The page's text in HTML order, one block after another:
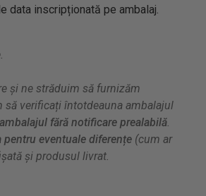
data inscripționată pe ambalaj.
și ne străduim să furnizăm
să verificați întotdeauna ambalajul
fără notificare prealabilă.
eventuale diferențe (cum ar
și produsul livrat.